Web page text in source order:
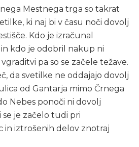
Mestnega trga so takrat
ki naj bi v času noči dovolj
Kdo je izračunal
kdo je odobril nakup ni
pa so se začele težave.
da svetilke ne oddajajo dovolj
od Gantarja mimo Črnega
Nebes ponoči ni dovolj
je začelo tudi pri
in iztrošenih delov znotraj